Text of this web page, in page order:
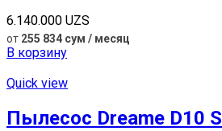
6.140.000 UZS
от 255 834 сум / месяц
В корзину
Quick view
Пылесос Dreame D10 S